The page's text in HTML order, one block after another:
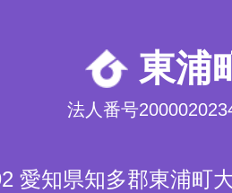
東浦
法人番号
愛知県知多郡東浦町